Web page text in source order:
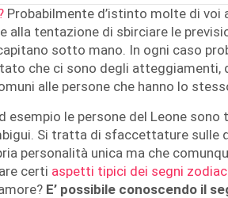
Probabilmente d’istinto molte di voi
alla tentazione di sbirciare le
sotto mano. In ogni caso
che ci sono degli atteggiamenti,
alle persone che hanno lo
esempio le persone del Leone
Si tratta di sfaccettature sulle
personalità unica ma che
certi aspetti tipici dei segni
E’ possibile conoscendo il